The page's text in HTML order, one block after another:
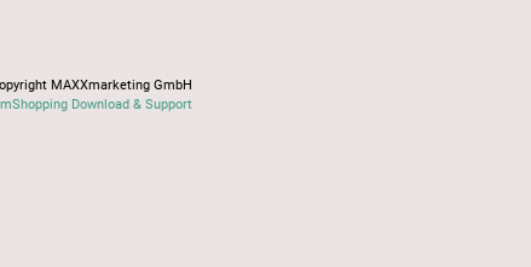
MAXXmarketing GmbH
Download & Support